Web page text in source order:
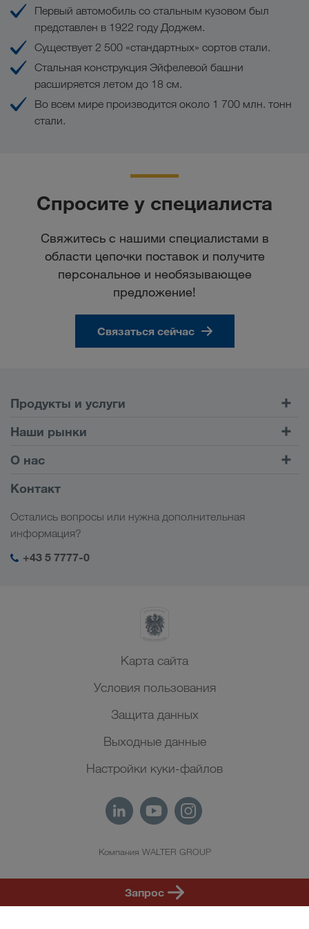
Первый автомобиль со стальным кузовом был
представлен в 1922 году Доджем.
Существует 2 500 «стандартных» сортов стали.
Стальная конструкция Эйфелевой башни
расширяется летом до 18 см.
Во всем мире производится около 1 700 млн. тонн
стали.
Спросите у специалиста
Свяжитесь с нашими специалистами в
области цепочки поставок и получите
персональное и необязывающее
предложение!
Связаться сейчас
Запрос
Продукты и услуги
Клиентский портал CONNECT
Цифровые решения
Мой вход в систему LKW WALTER
Наши рынки
Европа
Кавказ
Центральная Азия
Ближний Восток
Северная Африка
О нас
Социальная ответственность
Контакт
Остались вопросы или нужна дополнительная
информация?
+43 5 7777-0
Карта сайта
Условия пользования
Защита данных
Выходные данные
Настройки куки-файлов
Компания WALTER GROUP